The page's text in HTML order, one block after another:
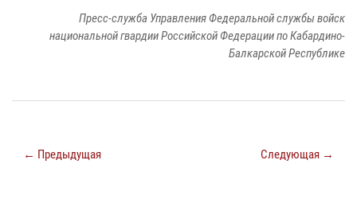
Пресс-служба Управления Федеральной службы войск
национальной гвардии Российской Федерации по Кабардино-
Балкарской Республике
← Предыдущая Следующая →